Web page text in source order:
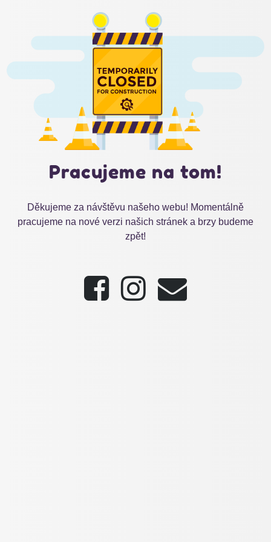
Pracujeme na tom!
Děkujeme za návštěvu našeho webu! Momentálně
pracujeme na nové verzi našich stránek a brzy budeme
zpět!